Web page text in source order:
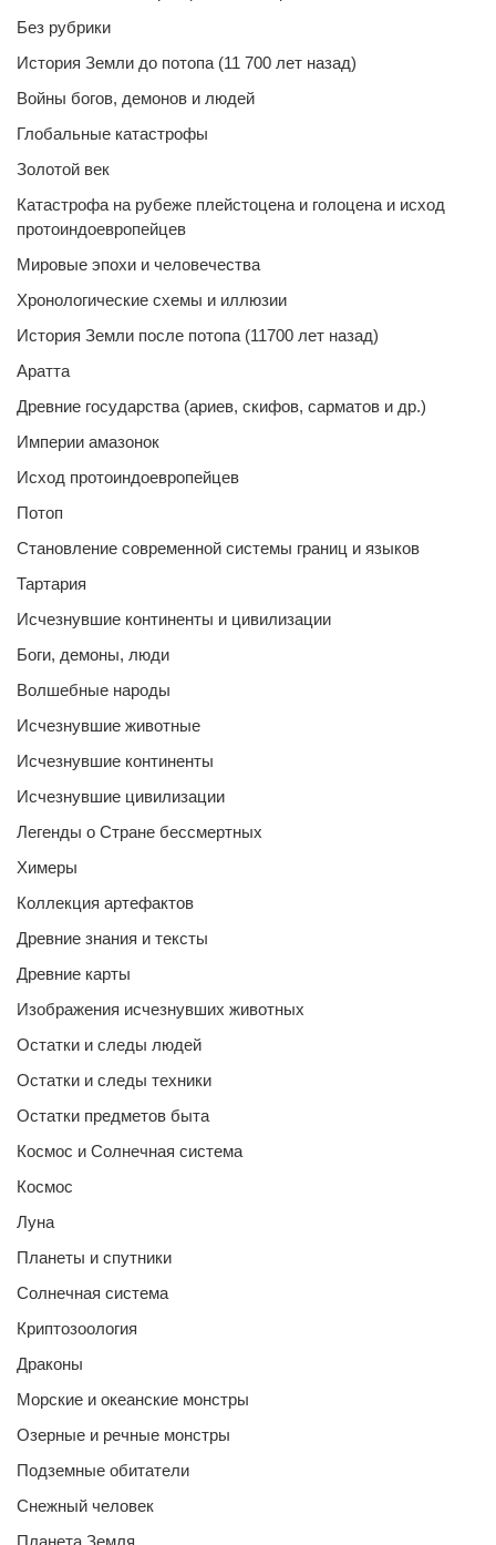
Без рубрики
История Земли до потопа (11 700 лет назад)
Войны богов, демонов и людей
Глобальные катастрофы
Золотой век
Катастрофа на рубеже плейстоцена и голоцена и исход
протоиндоевропейцев
Мировые эпохи и человечества
Хронологические схемы и иллюзии
История Земли после потопа (11700 лет назад)
Аратта
Древние государства (ариев, скифов, сарматов и др.)
Империи амазонок
Исход протоиндоевропейцев
Потоп
Становление современной системы границ и языков
Тартария
Исчезнувшие континенты и цивилизации
Боги, демоны, люди
Волшебные народы
Исчезнувшие животные
Исчезнувшие континенты
Исчезнувшие цивилизации
Легенды о Стране бессмертных
Химеры
Коллекция артефактов
Древние знания и тексты
Древние карты
Изображения исчезнувших животных
Остатки и следы людей
Остатки и следы техники
Остатки предметов быта
Космос и Солнечная система
Космос
Луна
Планеты и спутники
Солнечная система
Криптозоология
Драконы
Морские и океанские монстры
Озерные и речные монстры
Подземные обитатели
Снежный человек
Планета Земля